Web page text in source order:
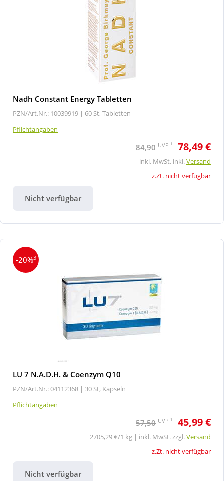
Nadh Constant Energy Tabletten
PZN/Art.Nr.: 10039919 | 60 St, Tabletten
Pflichtangaben
84,90 UVP 1 78,49 €
inkl. MwSt. inkl.Versand
z.Zt. nicht verfügbar
Nicht verfügbar
-20%3
LU 7 N.A.D.H. & Coenzym Q10
PZN/Art.Nr.: 04112368 | 30 St, Kapseln
Pflichtangaben
57,50 UVP 1 45,99 €
2705,29 €/1 kg | inkl. MwSt. zzgl.Versand
z.Zt. nicht verfügbar
Nicht verfügbar